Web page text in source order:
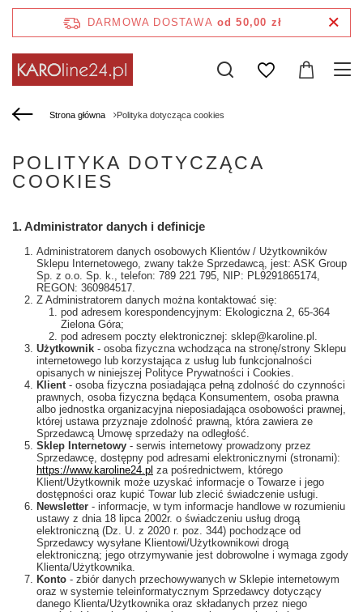
DARMOWA DOSTAWA od 50,00 zł
Strona główna Polityka dotycząca cookies
POLITYKA DOTYCZĄCA
COOKIES
1. Administrator danych i definicje
Administratorem danych osobowych Klientów / Użytkowników
Sklepu Internetowego, zwany także Sprzedawcą, jest: ASK Group
Sp. z o.o. Sp. k., telefon: 789 221 795, NIP: PL9291865174,
REGON: 360984517.
Z Administratorem danych można kontaktować się:
pod adresem korespondencyjnym: Ekologiczna 2, 65-364
Zielona Góra;
pod adresem poczty elektronicznej: sklep@karoline.pl.
Użytkownik - osoba fizyczna wchodząca na stronę/strony Sklepu
internetowego lub korzystająca z usług lub funkcjonalności
opisanych w niniejszej Polityce Prywatności i Cookies.
Klient- osoba fizyczna posiadająca pełną zdolność do czynności
prawnych, osoba fizyczna będąca Konsumentem, osoba prawna
albo jednostka organizacyjna nieposiadająca osobowości prawnej,
której ustawa przyznaje zdolność prawną, która zawiera ze
Sprzedawcą Umowę sprzedaży na odległość.
Sklep Internetowy - serwis internetowy prowadzony przez
Sprzedawcę, dostępny pod adresami elektronicznymi (stronami):
https://www.karoline24.pl za pośrednictwem, którego
Klient/Użytkownik może uzyskać informacje o Towarze i jego
dostępności oraz kupić Towar lub zlecić świadczenie usługi.
Newsletter - informacje, w tym informacje handlowe w rozumieniu
ustawy z dnia 18 lipca 2002r. o świadczeniu usług drogą
elektroniczną (Dz. U. z 2020 r. poz. 344) pochodzące od
Sprzedawcy wysyłane Klientowi/Użytkownikowi drogą
elektroniczną; jego otrzymywanie jest dobrowolne i wymaga zgody
Klienta/Użytkownika.
Konto - zbiór danych przechowywanych w Sklepie internetowym
oraz w systemie teleinformatycznym Sprzedawcy dotyczący
danego Klienta/Użytkownika oraz składanych przez niego